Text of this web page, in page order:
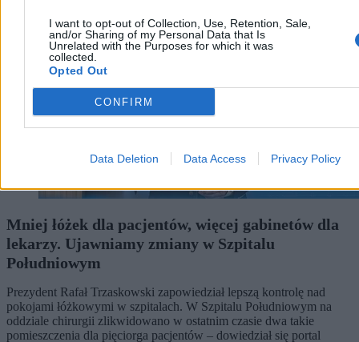
I want to opt-out of Collection, Use, Retention, Sale,
and/or Sharing of my Personal Data that Is
Unrelated with the Purposes for which it was
collected.
Opted Out
CONFIRM
Data Deletion Data Access Privacy Policy
Mniej łóżek dla pacjentów, więcej gabinetów dla
lekarzy. Ujawniamy zmiany w Szpitalu
Południowym
Prezydent Rafał Trzaskowski zapowiedział lepszą kontrolę nad
pokojami łóżkowymi w szpitalach. W Szpitalu Południowym na
oddziale chirurgii zlikwidowano w ostatnim czasie dwa takie
pomieszczenia dla pięciorga pacjentów – dowiedział się portal